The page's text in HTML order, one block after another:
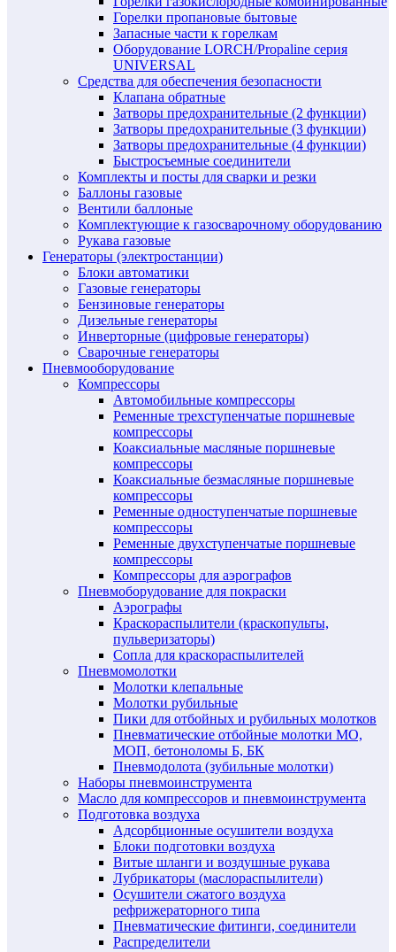
Горелки пропановые бытовые
Запасные части к горелкам
Оборудование LORCH/Propaline серия
UNIVERSAL
Средства для обеспечения безопасности
Клапана обратные
Затворы предохранительные (2 функции)
Затворы предохранительные (3 функции)
Затворы предохранительные (4 функции)
Быстросъемные соединители
Комплекты и посты для сварки и резки
Баллоны газовые
Вентили баллоные
Комплектующие к газосварочному оборудованию
Рукава газовые
Генераторы (электростанции)
Блоки автоматики
Газовые генераторы
Бензиновые генераторы
Дизельные генераторы
Инверторные (цифровые генераторы)
Сварочные генераторы
Пневмооборудование
Компрессоры
Автомобильные компрессоры
Ременные трехступенчатые поршневые
компрессоры
Коаксиальные масляные поршневые
компрессоры
Коаксиальные безмасляные поршневые
компрессоры
Ременные одноступенчатые поршневые
компрессоры
Ременные двухступенчатые поршневые
компрессоры
Компрессоры для аэрографов
Пневмоборудование для покраски
Аэрографы
Краскораспылители (краскопульты,
пульверизаторы)
Сопла для краскораспылителей
Пневмомолотки
Молотки клепальные
Молотки рубильные
Пики для отбойных и рубильных молотков
Пневматические отбойные молотки МО,
МОП, бетоноломы Б, БК
Пневмодолота (зубильные молотки)
Наборы пневмоинструмента
Масло для компрессоров и пневмоинструмента
Подготовка воздуха
Адсорбционные осушители воздуха
Блоки подготовки воздуха
Витые шланги и воздушные рукава
Лубрикаторы (маслораспылители)
Осушители сжатого воздуха
рефрижераторного типа
Пневматические фитинги, соединители
Распределители